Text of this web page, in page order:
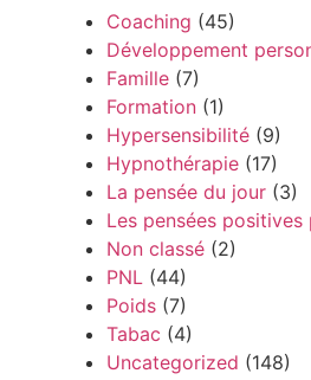
Coaching (45)
Développement
Famille (7)
Formation (1)
Hypersensibilité (9)
Hypnothérapie (17)
La pensée du jour (3)
Les pensées
Non classé (2)
PNL (44)
Poids (7)
Tabac (4)
Uncategorized (148)